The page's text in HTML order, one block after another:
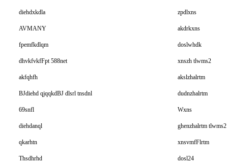
diehdxkdla
AVMANY
fpemfkdlqm
dhvkfvkfFpt 588net
akfqhfh
BJdiehd qjqqkdBJ dlsrl tnsdnl
69snfl
diehdanql
qkarhtn
Thsdhrhd
zpdlxns
akdrkxns
doslwhdk
xnszh tlwms2
akslzhalrtm
dudnzhalrtm
Wxns
ghenzhalrtm tlwms2
xnsvmfFlrtm
dosl24